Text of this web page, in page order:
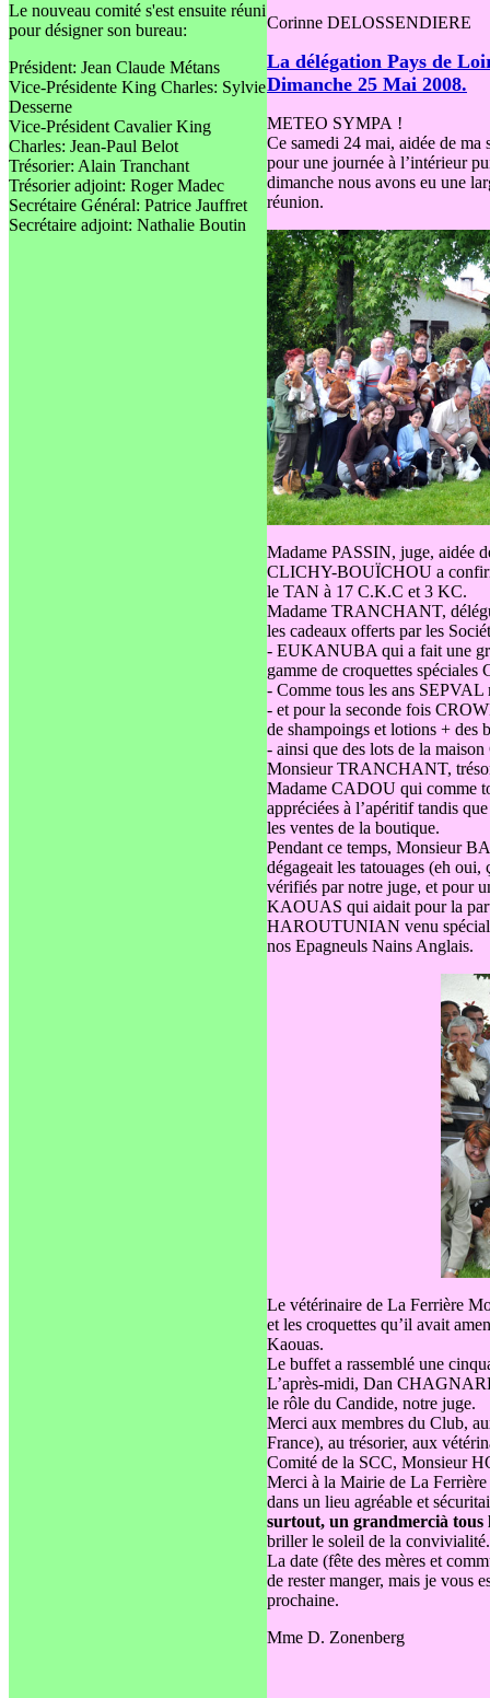
Le nouveau comité s'est ensuite réuni
pour désigner son bureau:
Président: Jean Claude Métans
Vice-Présidente King Charles: Sylvie
Desserne
Vice-Président Cavalier King
Charles: Jean-Paul Belot
Trésorier: Alain Tranchant
Trésorier adjoint: Roger Madec
Secrétaire Général: Patrice Jauffret
Secrétaire adjoint: Nathalie Boutin
Corinne DELOSSENDIERE
La délégation Pays de
Dimanche 25 Mai 2008.
METEO SYMPA !
Ce samedi 24 mai, aidée de
pour une journée à l’intérieur
dimanche nous avons eu une
réunion.
Madame PASSIN, juge, aidée
CLICHY-BOUÏCHOU a
le TAN à 17 C.K.C et 3 KC.
Madame TRANCHANT,
les cadeaux offerts par les
- EUKANUBA qui a fait une
gamme de croquettes
- Comme tous les ans
- et pour la seconde fois
de shampoings et lotions + des
- ainsi que des lots de la
Monsieur TRANCHANT,
Madame CADOU qui comme
appréciées à l’apéritif tandis
les ventes de la boutique.
Pendant ce temps, Monsieur
dégageait les tatouages (eh
vérifiés par notre juge, et pour
KAOUAS qui aidait pour la
HAROUTUNIAN venu
nos Epagneuls Nains Anglais.
Le vétérinaire de La Ferrière
et les croquettes qu’il avait
Kaouas.
Le buffet a rassemblé une
L’après-midi, Dan
le rôle du Candide, notre juge.
Merci aux membres du Club,
France), au trésorier, aux
Comité de la SCC, Monsieur
Merci à la Mairie de La Ferrière
dans un lieu agréable et
surtout, un grandmercià tous
briller le soleil de la convivialité.
La date (fête des mères et
de rester manger, mais je vous
prochaine.
Mme D. Zonenberg